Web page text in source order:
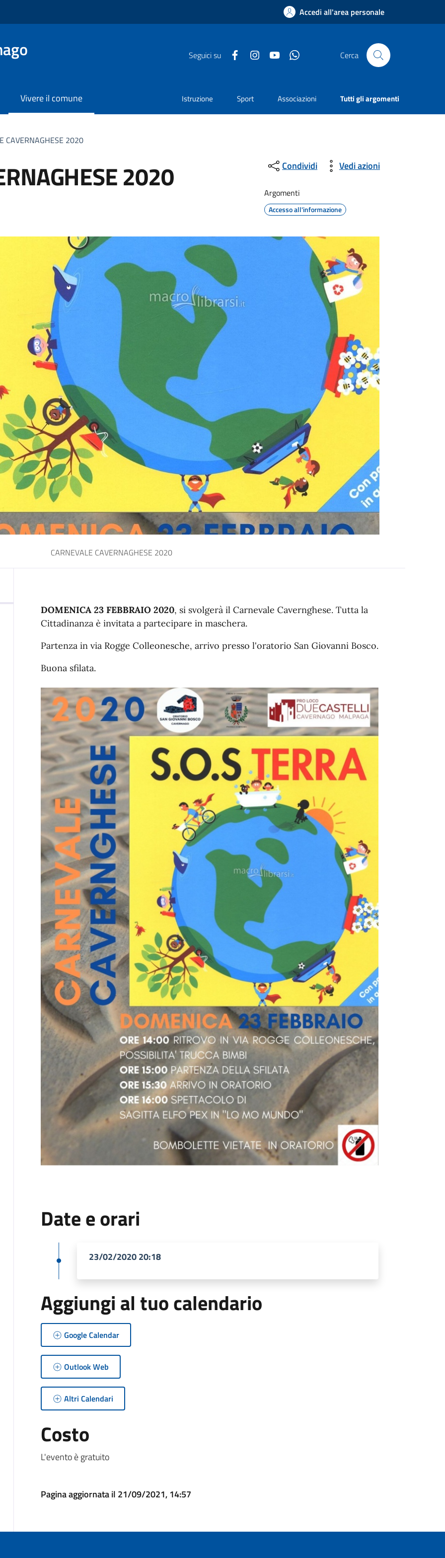
Accedi all'area personale
Seguici su Facebook InstagramYouTube Cerca
Vivere il comune Istruzione Sport Associazioni Tutti gli argomenti
CAVERNAGHESE 2020
2020 Condividi Vedi azioni
Argomenti
Accesso all'informazione
CARNEVALE CAVERNAGHESE 2020
DOMENICA 23 FEBBRAIO 2020, si svolgerà il Carnevale Cavernghese. Tutta la
Cittadinanza è invitata a partecipare in maschera.
Partenza in via Rogge Colleonesche, arrivo presso l'oratorio San Giovanni Bosco.
Buona sfilata.
Date e orari
23/02/2020 20:18
Aggiungi al tuo calendario
Google Calendar
Outlook Web
Altri Calendari
Costo
L'evento è gratuito
Pagina aggiornata il 21/09/2021, 14:57